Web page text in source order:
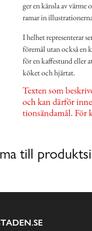
ger en känsla av
ramar in
I helhet representerar
föremål utan också en
för en kaffestund eller
köket och hjärtat.
till